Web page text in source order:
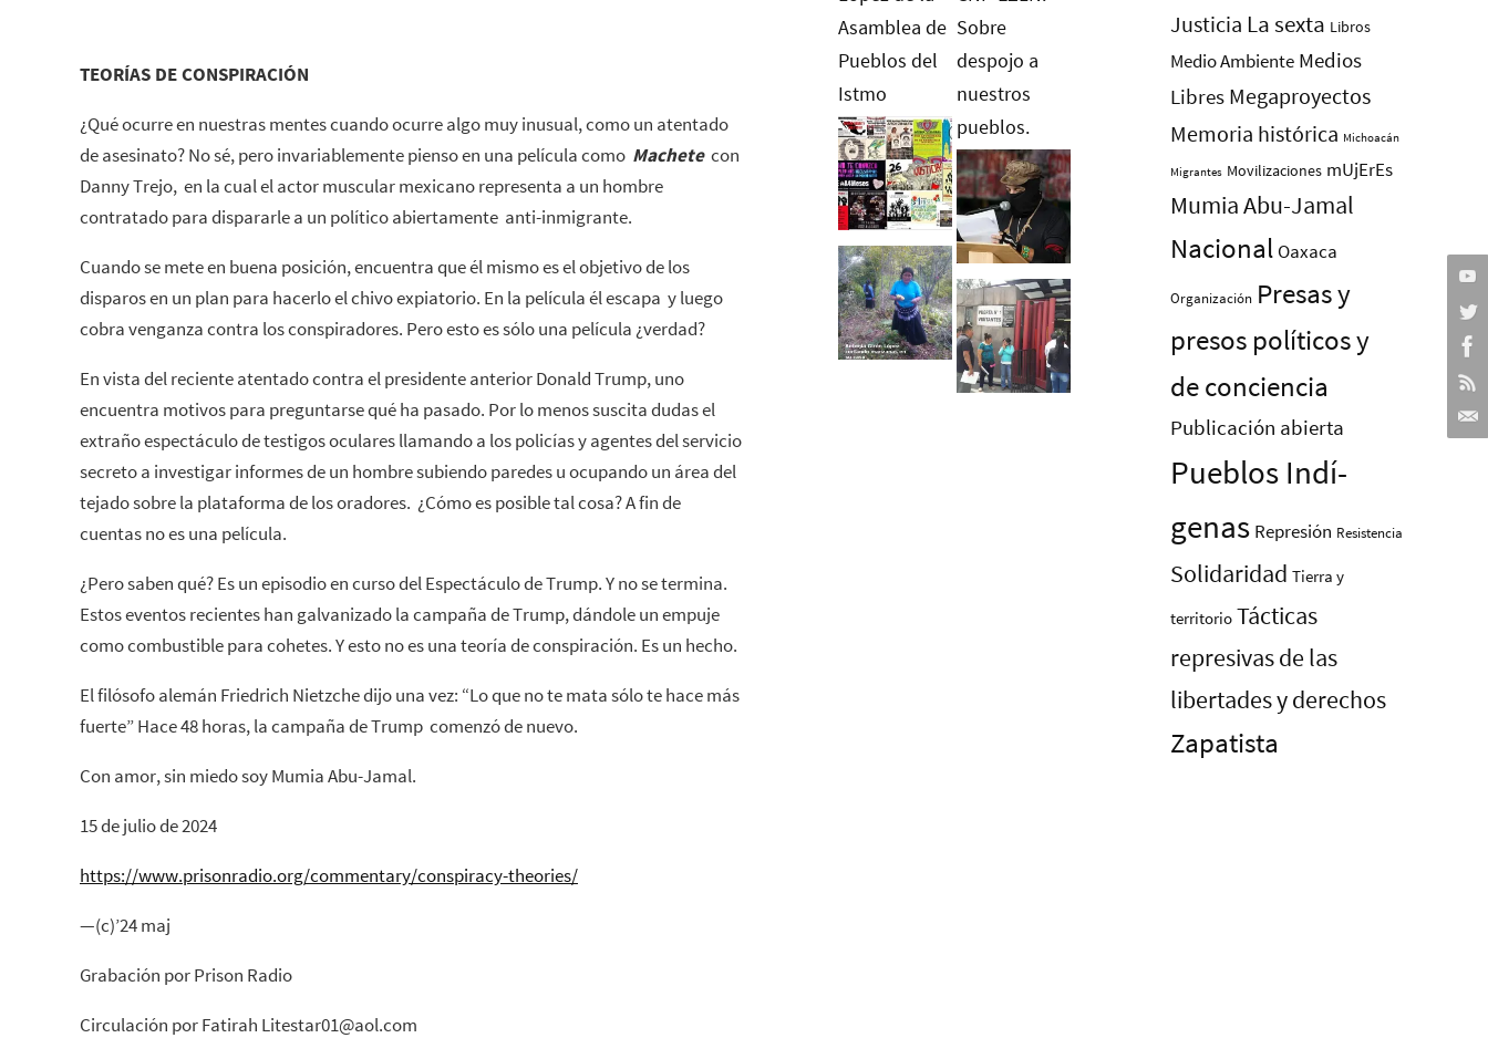
TEORÍAS DE CONSPIRACIÓN
¿Qué ocurre en nuestras mentes cuando ocurre algo muy inusual, como un atentado
de asesinato? No sé, pero invariablemente pienso en una película como Machetecon
Danny Trejo, en la cual el actor muscular mexicano representa a un hombre
contratado para dispararle a un político abiertamente anti-inmigrante.
Cuando se mete en buena posición, encuentra que él mismo es el objetivo de los
disparos en un plan para hacerlo el chivo expiatorio. En la película él escapa y luego
cobra venganza contra los conspiradores. Pero esto es sólo una película ¿verdad?
En vista del reciente atentado contra el presidente anterior Donald Trump, uno
encuentra motivos para preguntarse qué ha pasado. Por lo menos suscita dudas el
extraño espectáculo de testigos oculares llamando a los policías y agentes del servicio
secreto a investigar informes de un hombre subiendo paredes u ocupando un área del
tejado sobre la plataforma de los oradores. ¿Cómo es posible tal cosa? A fin de
cuentas no es una película.
¿Pero saben qué? Es un episodio en curso del Espectáculo de Trump. Y no se termina.
Estos eventos recientes han galvanizado la campaña de Trump, dándole un empuje
como combustible para cohetes. Y esto no es una teoría de conspiración. Es un hecho.
El filósofo alemán Friedrich Nietzche dijo una vez: “Lo que no te mata sólo te hace más
fuerte” Hace 48 horas, la campaña de Trump comenzó de nuevo.
Con amor, sin miedo soy Mumia Abu-Jamal.
15 de julio de 2024
https://www.prisonradio.org/commentary/conspiracy-theories/
—(c)’24 maj
Grabación por Prison Radio
Circulación por Fatirah Litestar01@aol.com
Justicia La sexta Libros
Medio Ambiente Medios
Libres Megaproyectos
Memoria histórica Michoacán
Migrantes Movilizaciones mUjErEs
Mumia Abu-Jamal
Nacional Oaxaca
Organización Presas y
presos polí­ticos y
de conciencia
Publicación abierta
Pueblos Indí­
genas Represión Resistencia
Solidaridad Tierra y
territorio Tácticas
represivas de las
libertades y derechos
Zapatista